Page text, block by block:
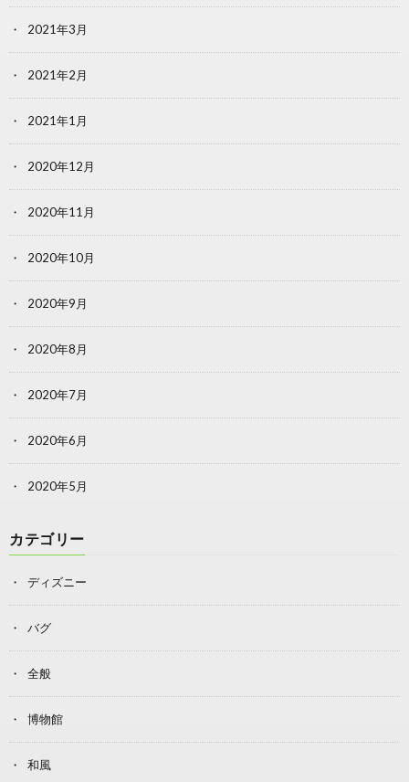
2021年3月
2021年2月
2021年1月
2020年12月
2020年11月
2020年10月
2020年9月
2020年8月
2020年7月
2020年6月
2020年5月
カテゴリー
ディズニー
バグ
全般
博物館
和風